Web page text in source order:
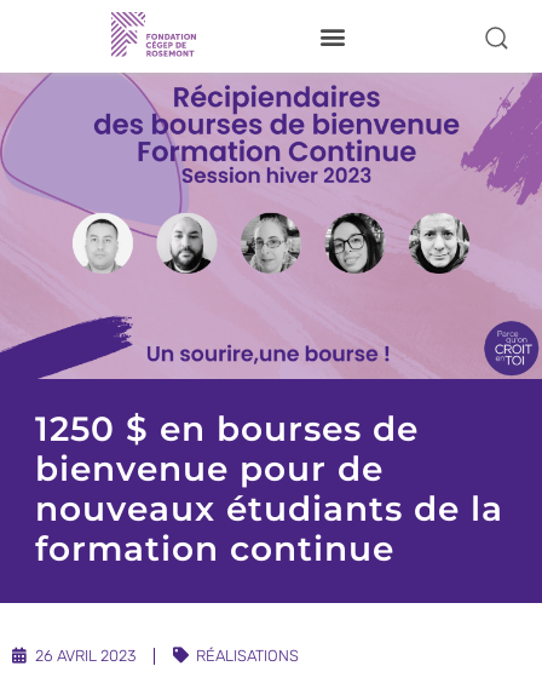
Nos activités
Pour nos étudiants
Bénévoles
Visiter le site du Cégep
Nous joindre
Nouvelles
Infolettre
1250 $ en bourses de
bienvenue pour de
nouveaux étudiants de la
formation continue
26 AVRIL 2023 RÉALISATIONS